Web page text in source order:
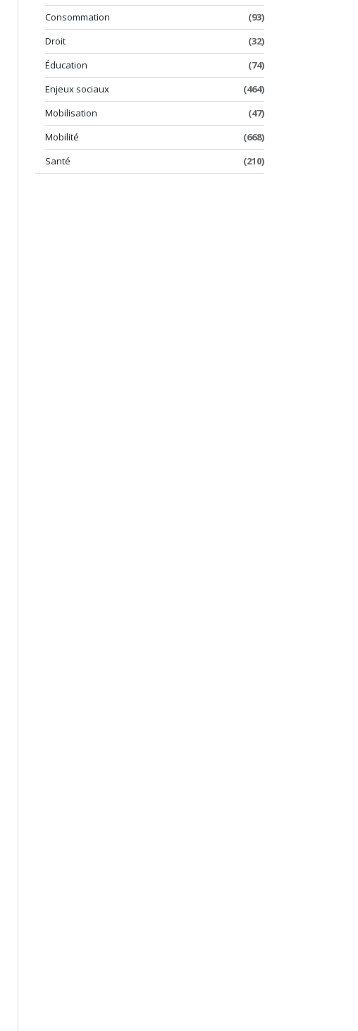
Consommation
(93)
Droit
(32)
Éducation
(74)
Enjeux sociaux
(464)
Mobilisation
(47)
Mobilité
(668)
Santé
(210)